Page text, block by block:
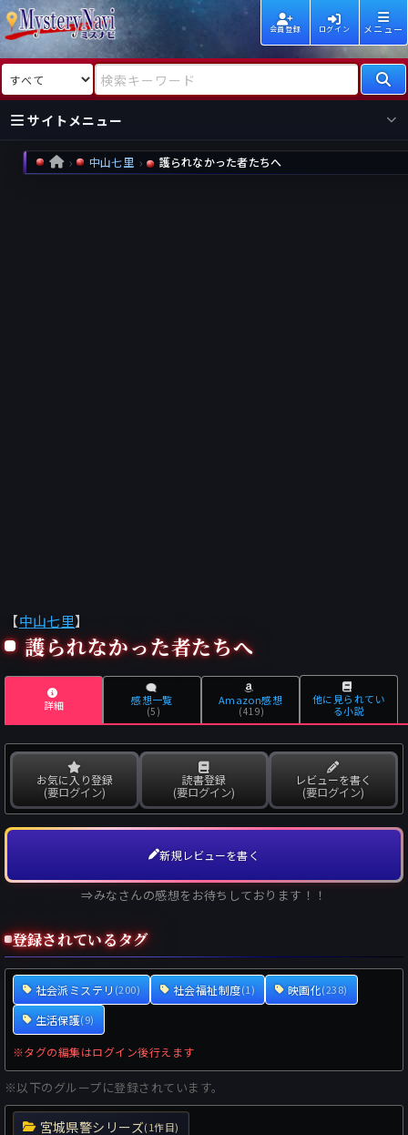
会員登録 ログイン メニュー
検索対象 検索キーワード
サイトメニュー
国内
海外
新着
HOME 中山七里 護られなかった者たちへ
【中山七里】
護られなかった者たちへ
詳細 感想一覧
(5)
Amazon感想
(419)
他に見られてい
る小説
お気に入り登録
(要ログイン)
読書登録
(要ログイン)
レビューを書く
(要ログイン)
新規レビューを書く
⇒みなさんの感想をお待ちしております！！
登録されているタグ
社会派ミステリ(200) 社会福祉制度(1) 映画化(238)
生活保護(9)
※タグの編集はログイン後行えます
※以下のグループに登録されています。
宮城県警シリーズ(1作目)